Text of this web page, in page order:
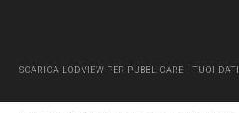
SCARICA LODVIEW PER PUBBLICARE I TUOI DATI